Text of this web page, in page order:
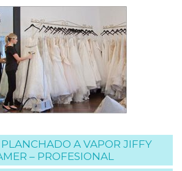
A VAPOR JIFFY
– PROFESIONAL